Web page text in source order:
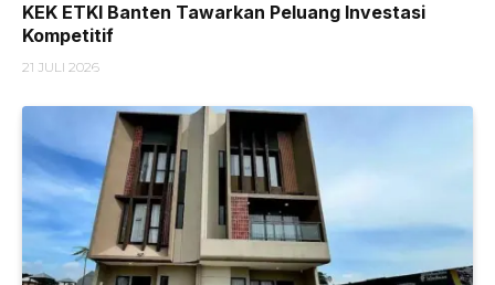
KEK ETKI Banten Tawarkan Peluang Investasi
Kompetitif
21 JULI 2026